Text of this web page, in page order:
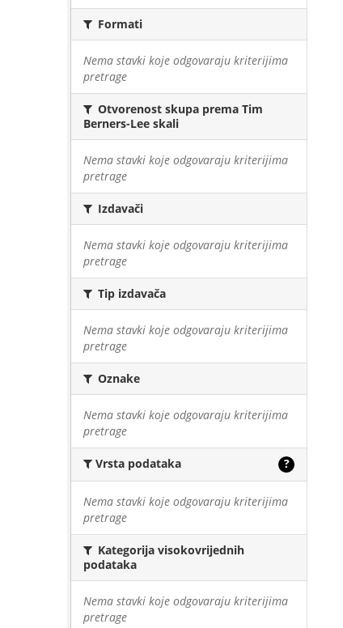
Formati
Nema stavki koje odgovaraju kriterijima
pretrage
Otvorenost skupa prema Tim
Berners-Lee skali
Nema stavki koje odgovaraju kriterijima
pretrage
Izdavači
Nema stavki koje odgovaraju kriterijima
pretrage
Tip izdavača
Nema stavki koje odgovaraju kriterijima
pretrage
Oznake
Nema stavki koje odgovaraju kriterijima
pretrage
Vrsta podataka ?
Nema stavki koje odgovaraju kriterijima
pretrage
Kategorija visokovrijednih
podataka
Nema stavki koje odgovaraju kriterijima
pretrage